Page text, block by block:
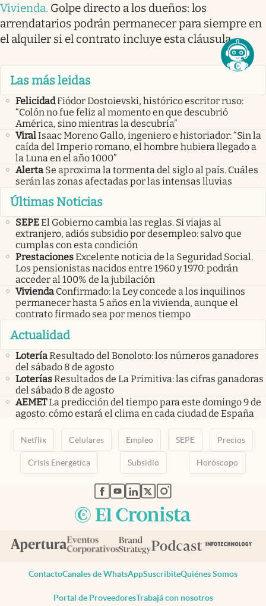
Vivienda. Golpe directo a los dueños: los
arrendatarios podrán permanecer para siempre en
el alquiler si el contrato incluye esta cláusula
Las más leidas
FelicidadFiódor Dostoievski, histórico escritor ruso:
“Colón no fue feliz al momento en que descubrió
América, sino mientras la descubría”
ViralIsaac Moreno Gallo, ingeniero e historiador: “Sin la
caída del Imperio romano, el hombre hubiera llegado a
la Luna en el año 1000”
Alerta Se aproxima la tormenta del siglo al país. Cuáles
serán las zonas afectadas por las intensas lluvias
Últimas Noticias
SEPEEl Gobierno cambia las reglas. Si viajas al
extranjero, adiós subsidio por desempleo: salvo que
cumplas con esta condición
PrestacionesExcelente noticia de la Seguridad Social.
Los pensionistas nacidos entre 1960 y 1970: podrán
acceder al 100% de la jubilación
Vivienda Confirmado: la Ley concede a los inquilinos
permanecer hasta 5 años en la vivienda, aunque el
contrato firmado sea por menos tiempo
Actualidad
LoteríaResultado del Bonoloto: los números ganadores
del sábado 8 de agosto
LoteríasResultados de La Primitiva: las cifras ganadoras
del sábado 8 de agosto
AEMETLa predicción del tiempo para este domingo 9 de
agosto: cómo estará el clima en cada ciudad de España
Netflix Celulares Empleo SEPE Precios
Crisis Energetica Subsidio Horóscopo
abre en nueva pestaña
abre en nueva pestaña
abre en nueva pestaña
abre en nueva pestaña
abre en nueva pestaña
ContactoCanales de WhatsAppSuscribiteQuiénes Somos
Portal de ProveedoresTrabajá con nosotros